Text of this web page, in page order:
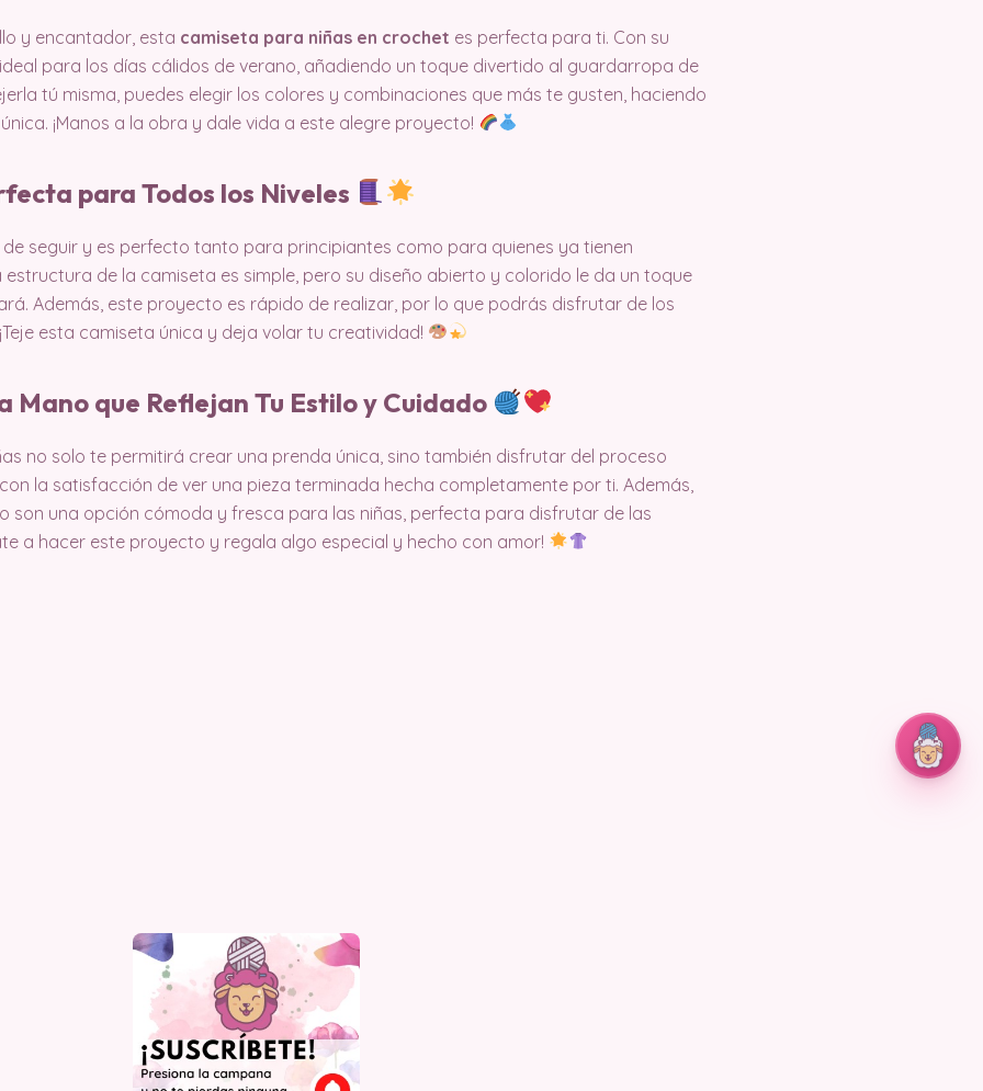
y encantador, esta camiseta para niñas en crochet es perfecta para ti. Con su
para los días cálidos de verano, añadiendo un toque divertido al guardarropa de
tú misma, puedes elegir los colores y combinaciones que más te gusten, haciendo
¡Manos a la obra y dale vida a este alegre proyecto!
para Todos los Niveles
seguir y es perfecto tanto para principiantes como para quienes ya tienen
estructura de la camiseta es simple, pero su diseño abierto y colorido le da un toque
Además, este proyecto es rápido de realizar, por lo que podrás disfrutar de los
esta camiseta única y deja volar tu creatividad!
Mano que Reflejan Tu Estilo y Cuidado
no solo te permitirá crear una prenda única, sino también disfrutar del proceso
la satisfacción de ver una pieza terminada hecha completamente por ti. Además,
son una opción cómoda y fresca para las niñas, perfecta para disfrutar de las
a hacer este proyecto y regala algo especial y hecho con amor!